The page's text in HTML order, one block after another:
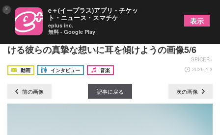
TENSONG、どストレートに”売れたい”と言っての
ける彼らの真摯な想いに耳を傾けようの画像5/6
SPICER+
動画
インタビュー 音楽 2026.4.3
前の画像 記事に戻る 次の画像
× e＋(イープラス)アプリ - チケッ
ト・ニュース・スマチケ
eplus inc.
無料 - Google Play
表示